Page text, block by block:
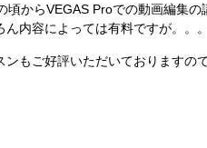
からVEGAS Proでの動画編集の
内容によっては有料ですが。。。
ンもご好評いただいておりますの